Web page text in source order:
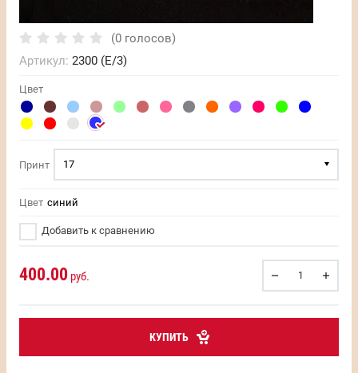
(0 голосов)
Артикул: 2300 (E/3)
Цвет
Принт 17
Цвет синий
Добавить к сравнению
400.00 руб.
КУПИТЬ